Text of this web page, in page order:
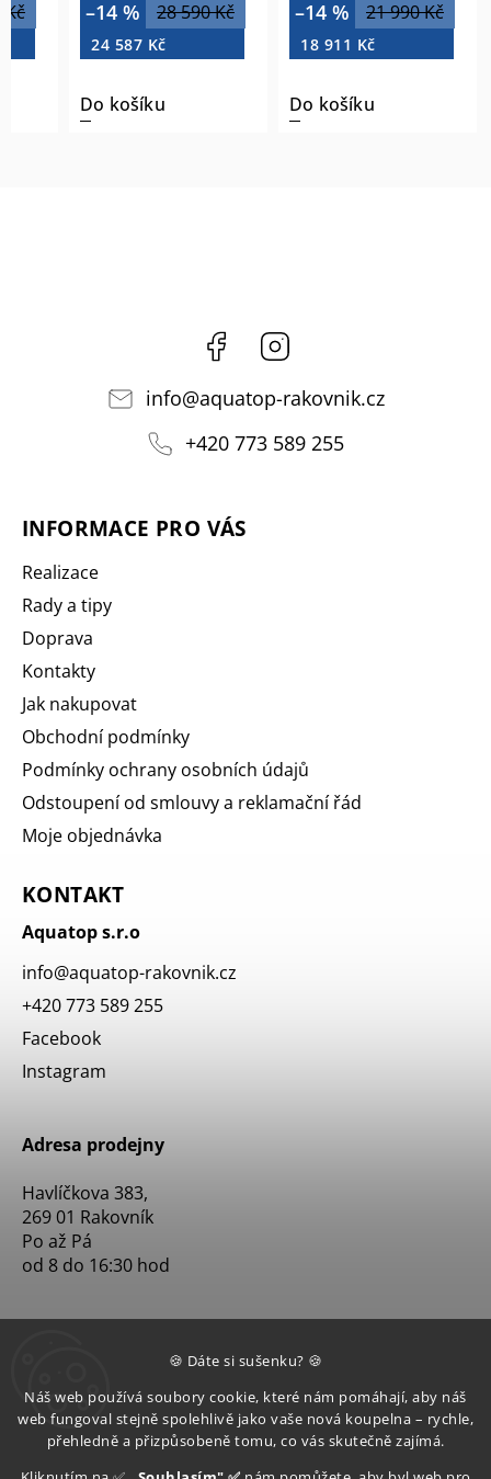
🍪 Dáte si sušenku? 🍪
Náš web používá soubory cookie, které nám pomáhají, aby náš
web fungoval stejně spolehlivě jako vaše nová koupelna – rychle,
přehledně a přizpůsobeně tomu, co vás skutečně zajímá.
Kč 28 590 Kč
–14 %
24 587 Kč
Do košíku
21 990 Kč
–14 %
18 911 Kč
Do košíku
Facebook
info@aquatop-rakovnik.cz
+420 773 589 255
INFORMACE PRO VÁS
Realizace
Rady a tipy
Doprava
Kontakty
Jak nakupovat
Obchodní podmínky
Podmínky ochrany osobních údajů
Odstoupení od smlouvy a reklamační řád
Moje objednávka
KONTAKT
Aquatop s.r.o
info@aquatop-rakovnik.cz
+420 773 589 255
Facebook
Instagram
Adresa prodejny
Havlíčkova 383,
269 01 Rakovník
Po až Pá
od 8 do 16:30 hod